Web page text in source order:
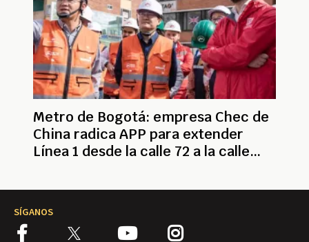
Metro de Bogotá: empresa Chec de
China radica APP para extender
Línea 1 desde la calle 72 a la calle
SÍGANOS